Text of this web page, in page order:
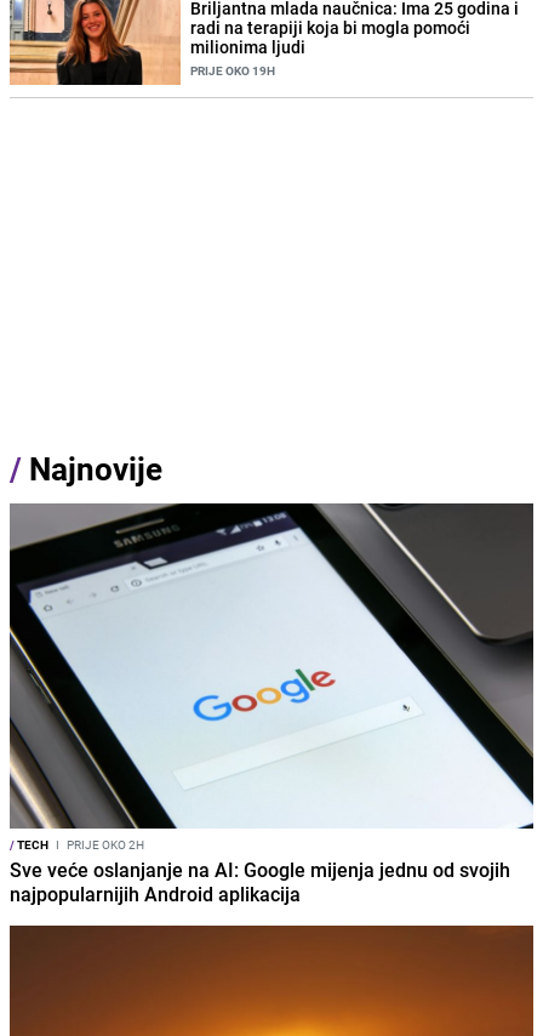
Briljantna mlada naučnica: Ima 25 godina i
radi na terapiji koja bi mogla pomoći
milionima ljudi
PRIJE OKO 19H
/ Najnovije
/TECH I PRIJE OKO 2H
Sve veće oslanjanje na AI: Google mijenja jednu od svojih
najpopularnijih Android aplikacija